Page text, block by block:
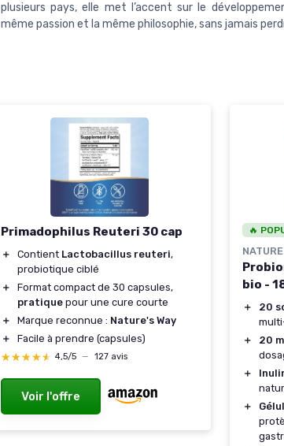
plusieurs pays, elle met l’accent sur le
même passion et la même philosophie, sans jamais
Primadophilus Reuteri 30 cap
＋ Contient Lactobacillus reuteri,
probiotique ciblé
＋
Format compact de 30 capsules,
pratique pour une cure courte
＋
Marque reconnue : Nature's Way
＋
Facile à prendre (capsules)
★★★★★
★★★★★ 4,5/5 — 127 avis
Voir l'offre
🔥
bio -
＋ 20
＋
20
＋
＋